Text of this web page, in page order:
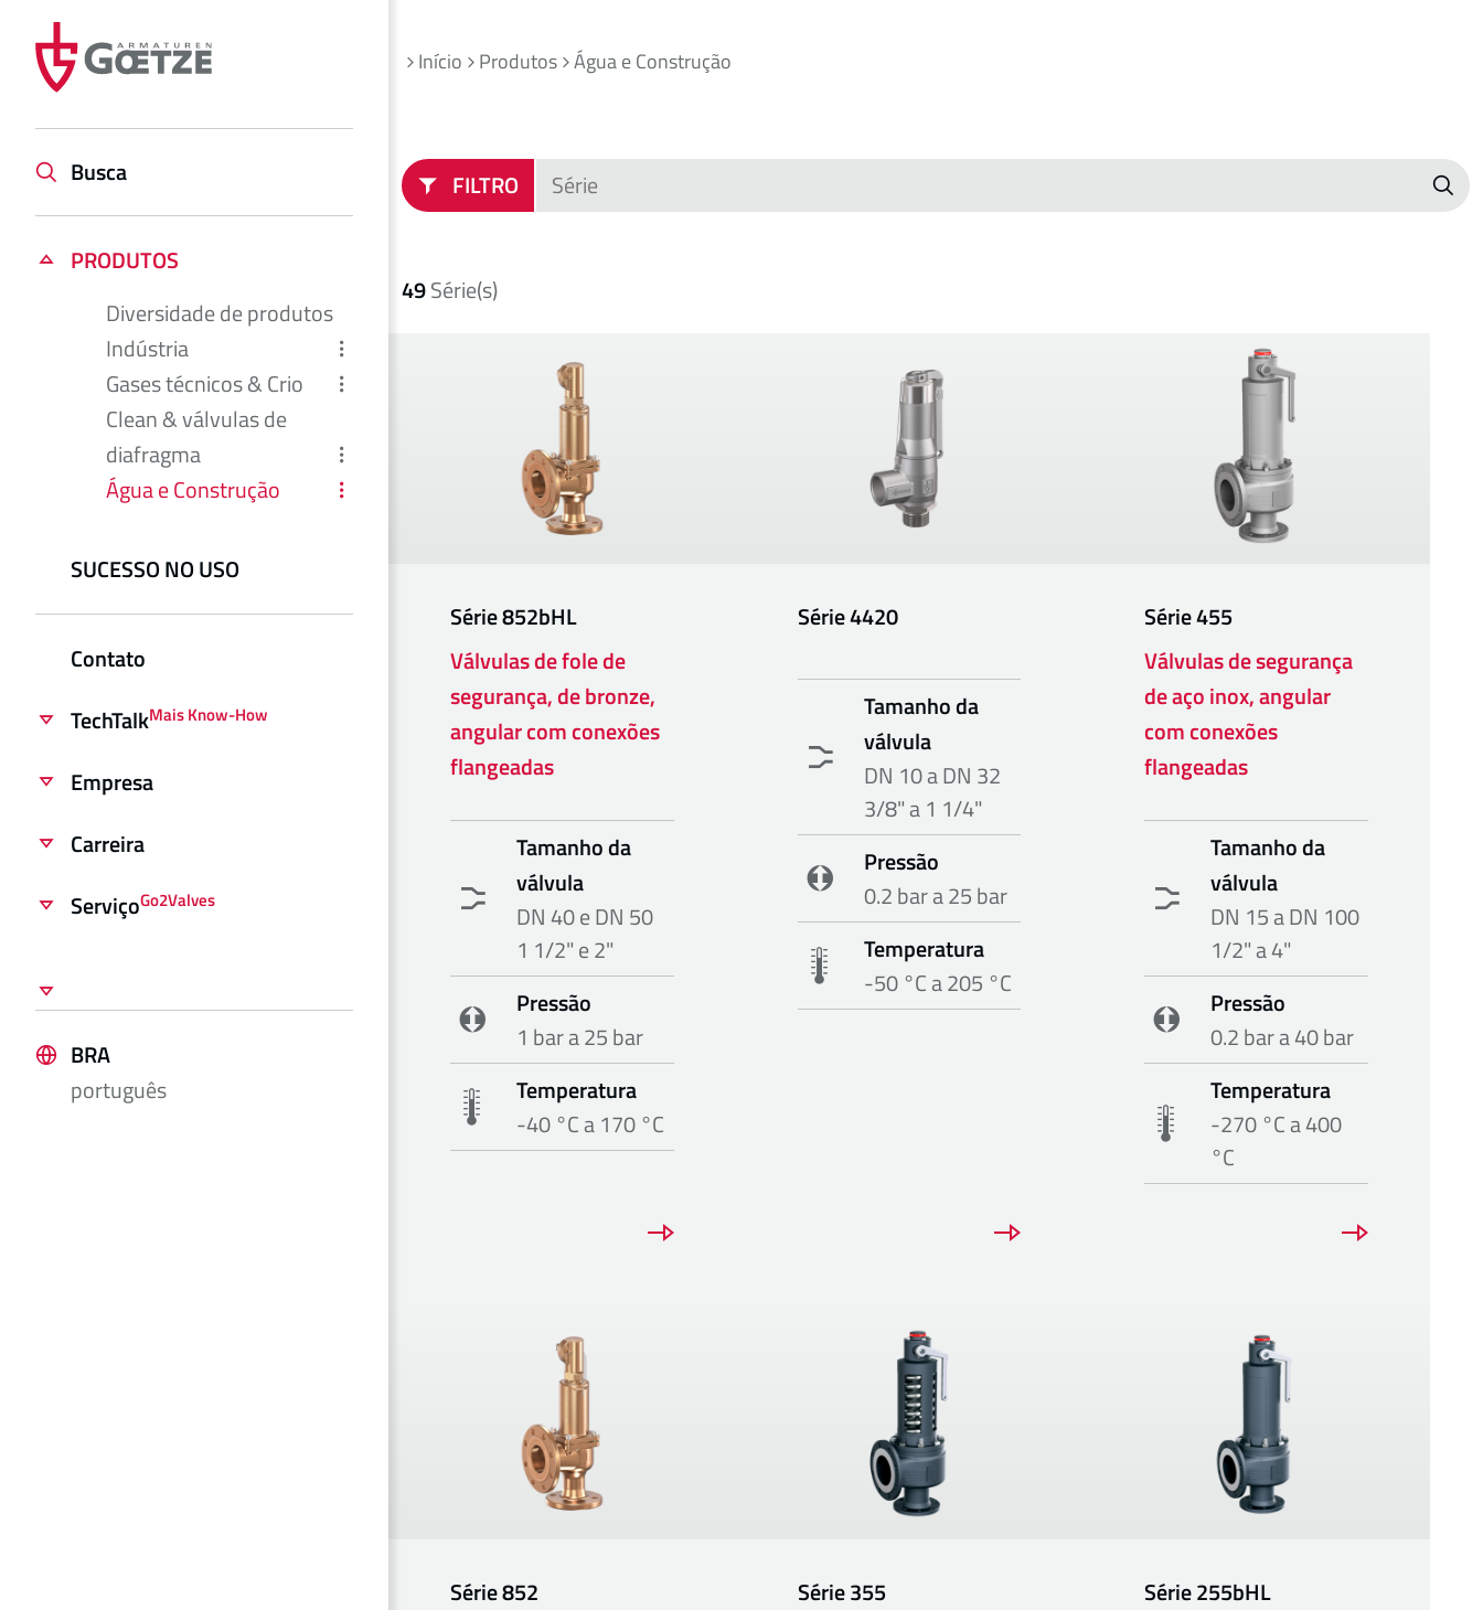
PRODUTOS
Diversidade de produtos
Indústria
Gases técnicos & Crio
Clean & válvulas de
diafragma
Água e Construção
SUCESSO NO USO
Contato
TechTalkMais Know-How
Empresa
Carreira
ServiçoGo2Valves
Busca
BRA
português
Início Produtos Água e Construção
FILTRO
49Série(s)
Série852bHL
Válvulas de fole de
segurança, de bronze,
angular com conexões
flangeadas
Tamanho da
válvula
DN 40 e DN 50
1 1/2" e 2"
Pressão
1 bar a 25 bar
Temperatura
-40 °C a 170 °C
Série4420
Tamanho da
válvula
DN 10 a DN 32
3/8" a 1 1/4"
Pressão
0.2 bar a 25 bar
Temperatura
-50 °C a 205 °C
Série455
Válvulas de segurança
de aço inox, angular
com conexões
flangeadas
Tamanho da
válvula
DN 15 a DN 100
1/2" a 4"
Pressão
0.2 bar a 40 bar
Temperatura
-270 °C a 400
°C
Série852
Série355
Série255bHL